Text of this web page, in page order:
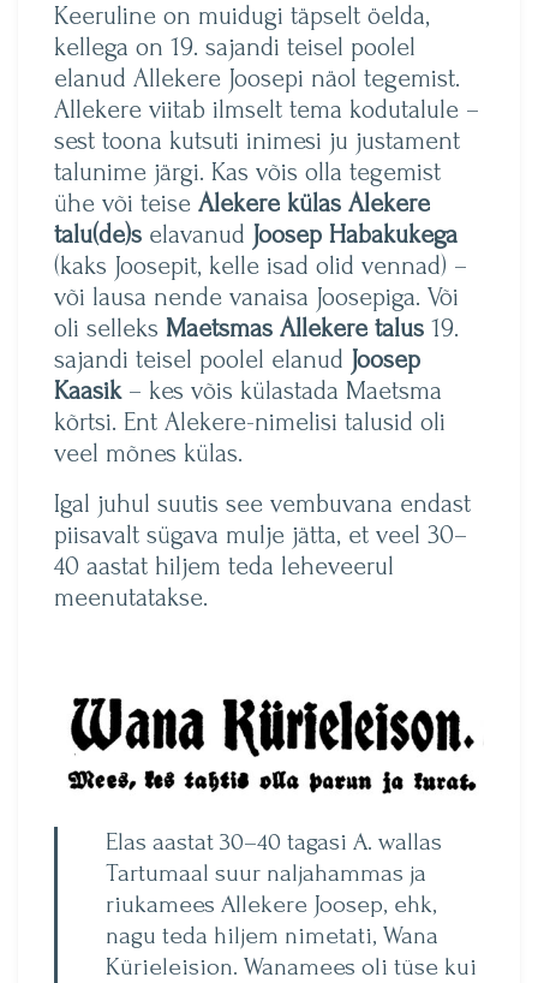
Keeruline on muidugi täpselt öelda,
kellega on 19. sajandi teisel poolel
elanud Allekere Joosepi näol tegemist.
Allekere viitab ilmselt tema kodutalule –
sest toona kutsuti inimesi ju justament
talunime järgi. Kas võis olla tegemist
ühe või teise Alekere külas Alekere
talu(de)s elavanud Joosep Habakukega
(kaks Joosepit, kelle isad olid vennad) –
või lausa nende vanaisa Joosepiga. Või
oli selleks Maetsmas Allekere talus 19.
sajandi teisel poolel elanud Joosep
Kaasik– kes võis külastada Maetsma
kõrtsi. Ent Alekere-nimelisi talusid oli
veel mõnes külas.
Igal juhul suutis see vembuvana endast
piisavalt sügava mulje jätta, et veel 30–
40 aastat hiljem teda leheveerul
meenutatakse.
Elas aastat 30–40 tagasi A. wallas
Tartumaal suur naljahammas ja
riukamees Allekere Joosep, ehk,
nagu teda hiljem nimetati, Wana
Kürieleision. Wanamees oli tüse kui